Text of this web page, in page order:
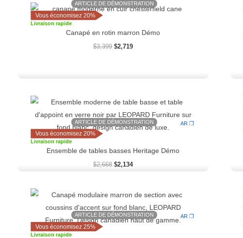
Vous économisez 20%
ARTICLE DE DÉMONSTRATION
Livraison rapide
Canapé en rotin marron Démo
$3,399
Le
$3,399.
$2,719
Le
est :
$2,719.
Vous économisez 20%
ARTICLE DE DÉMONSTRATION AR ❒
Livraison rapide
Ensemble de tables basses Heritage Démo
$2,668
Le
initial
était :
$2,668.
$2,134
Le
actuel
est :
$2,134.
Vous économisez 25%
ARTICLE DE DÉMONSTRATION AR ❒
Livraison rapide
initial
était :
$4,927.
Le
actuel
est :
$3,695.